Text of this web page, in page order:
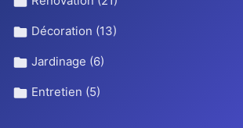
Décoration (13)
Jardinage (6)
Entretien (5)